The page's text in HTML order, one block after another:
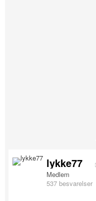
lykke77
Medlem
537 besvarelser